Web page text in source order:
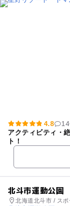
4.8
アクティビティ・
ト！
北斗市運動公園
北海道北斗市 / ス